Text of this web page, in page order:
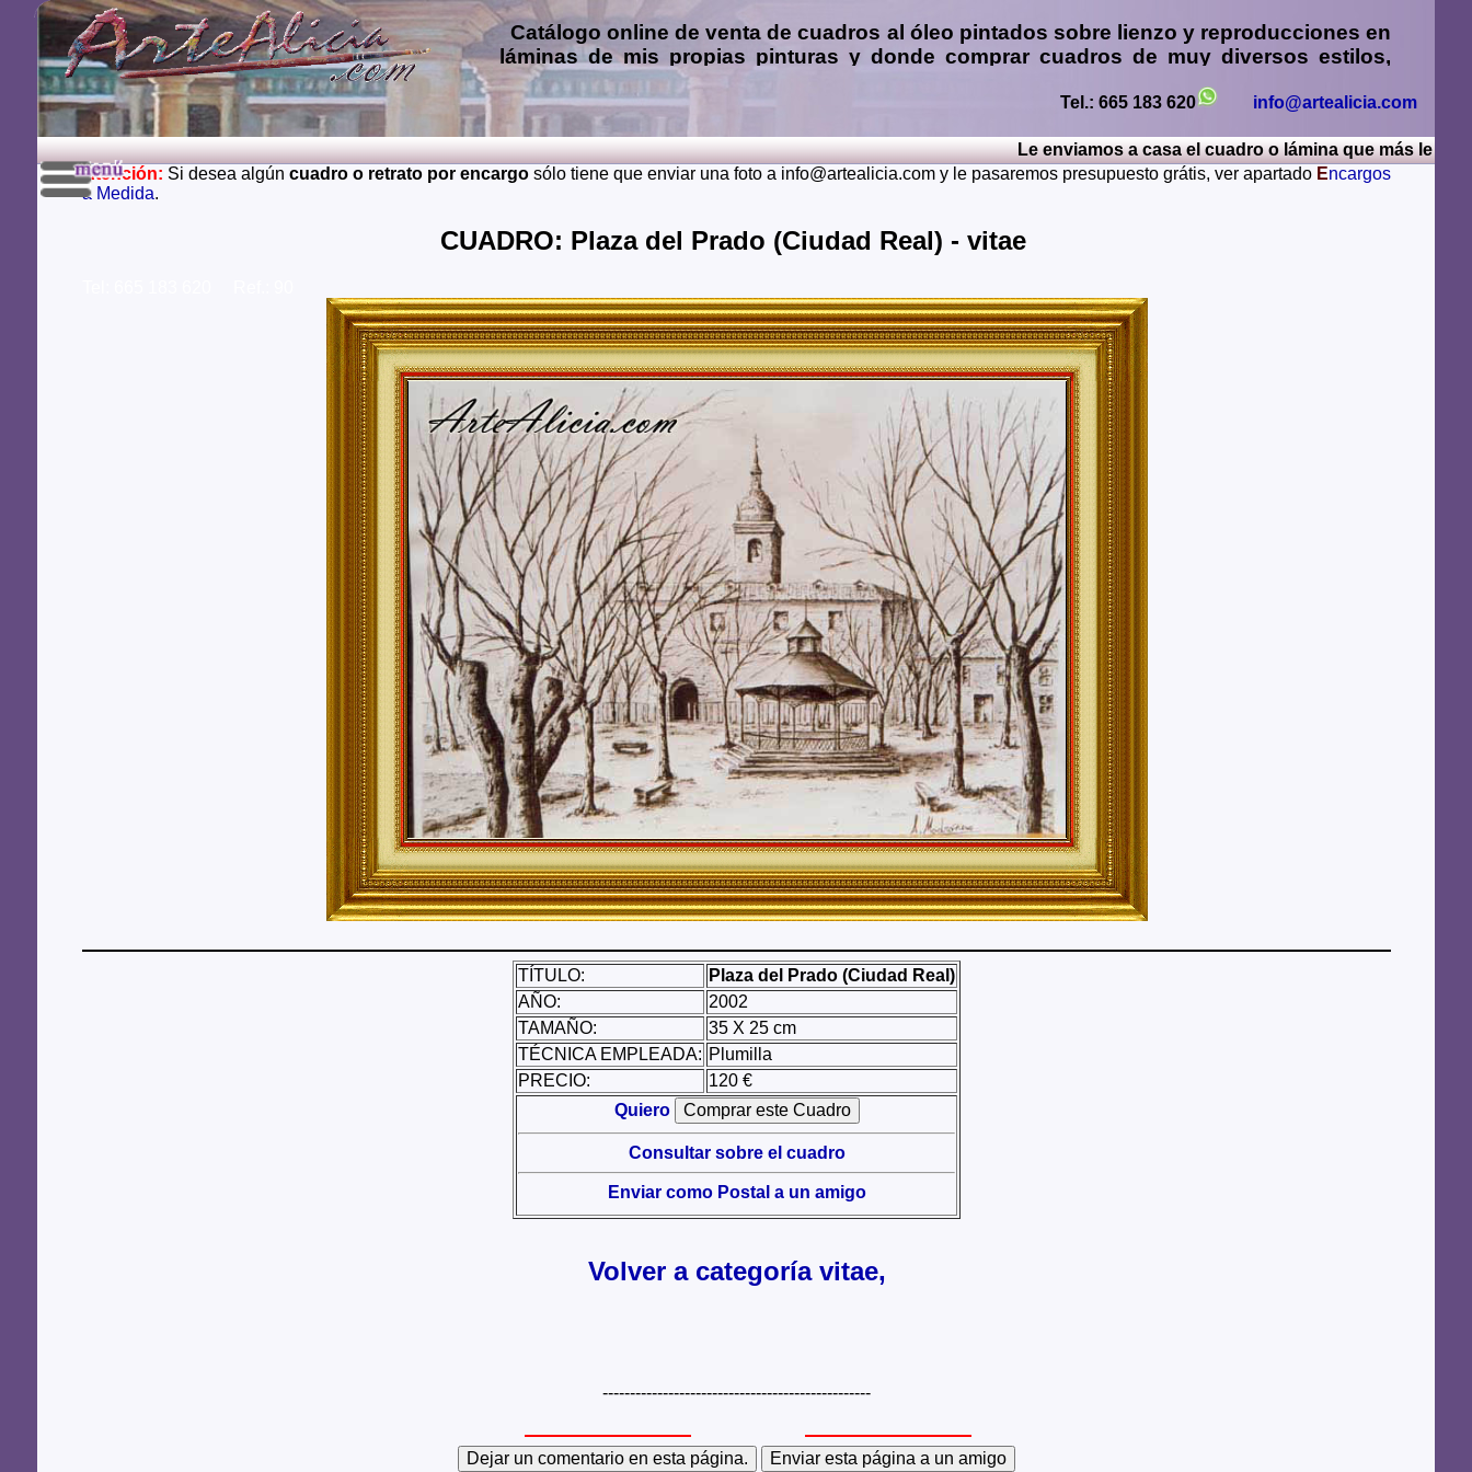
Catálogo online deventa de cuadros al óleo pintados sobre lienzo y reproducciones en
láminas de mis propias pinturas y donde comprar cuadros de muy diversos estilos,
Encargar copias de pinturas de pintores famosos
óleo, pastel, carboncillo
encargos de paisajes mendiante envío de fotos
(presupuesto grátis y sin compromiso)
Envios a toda España: Alava, Albacete, Alicante, Almeria, Asturias, Avila, Badajoz, Islas Baleares, Barcelona,
Murcia, Navarra, Orense, Palencia, Las Palmas, Pontevedra, Salamanca, Santa Cruz de Tenerife, Segovia, Sevilla,
Soria, Tarragona, Teruel, Toledo, Valencia, Valladolid, Vizcaya, Zamora, Zaragoza.
Tel.: 665 183 620 info@artealicia.com
Le enviamos a casa el cuadro o lámina que más le
Atención: Si desea algún cuadro o retrato por encargo sólo tiene que enviar una foto a info@artealicia.com y le pasaremos presupuesto grátis, ver apartado Encargos
a Medida.
CUADRO: Plaza del Prado (Ciudad Real) - vitae
TÍTULO:
Plaza del Prado (Ciudad Real)
AÑO:
2002
TAMAÑO:
35 X 25 cm
TÉCNICA EMPLEADA: Plumilla
PRECIO:
120 €
Quiero
Consultar sobre el cuadro
Enviar como Postal a un amigo
Volver a categoría vitae,
-------------------------------------------------